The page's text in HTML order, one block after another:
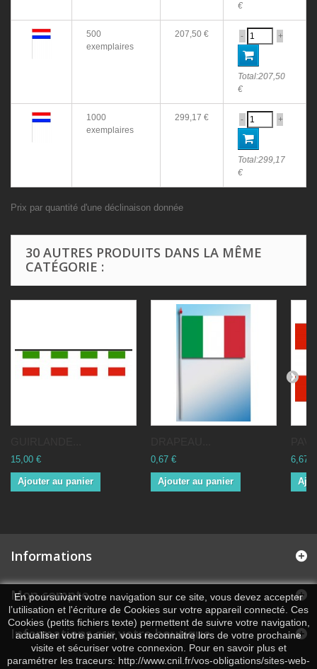
€
500
exemplaires
207,50 € - +
Total:207,50
€
1000
exemplaires
299,17 € - +
Total:299,17
€
Prix par quantité d'une déclinaison donnée
30 AUTRES PRODUITS DANS LA MÊME
CATÉGORIE :
15,00 €
Ajouter au panier
0,67 €
Ajouter au panier
6,67 €
Informations
Mon compte
Informations sur votre boutique
En poursuivant votre navigation sur ce site, vous devez accepter
l’utilisation et l'écriture de Cookies sur votre appareil connecté. Ces
Cookies (petits fichiers texte) permettent de suivre votre navigation,
actualiser votre panier, vous reconnaitre lors de votre prochaine
visite et sécuriser votre connexion. Pour en savoir plus et
paramétrer les traceurs: http://www.cnil.fr/vos-obligations/sites-web-